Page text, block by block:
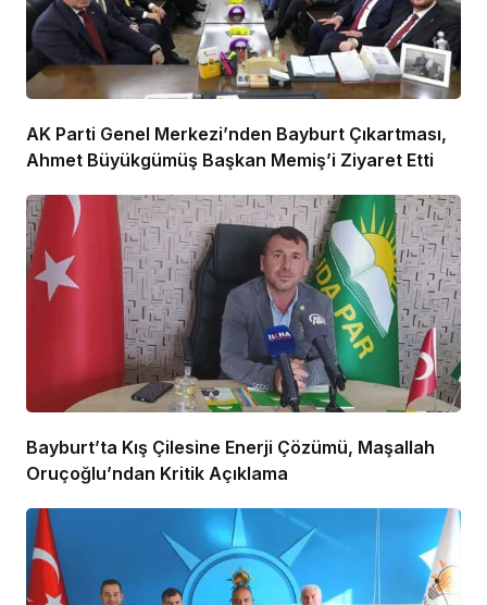
AK Parti Genel Merkezi’nden Bayburt Çıkartması,
Ahmet Büyükgümüş Başkan Memiş’i Ziyaret Etti
Bayburt’ta Kış Çilesine Enerji Çözümü, Maşallah
Oruçoğlu’ndan Kritik Açıklama